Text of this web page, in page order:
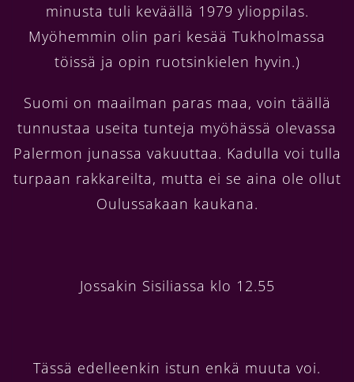
minusta tuli keväällä 1979 ylioppilas.
Myöhemmin olin pari kesää Tukholmassa
töissä ja opin ruotsinkielen hyvin.)
Suomi on maailman paras maa, voin täällä
tunnustaa useita tunteja myöhässä olevassa
Palermon junassa vakuuttaa. Kadulla voi tulla
turpaan rakkareilta, mutta ei se aina ole ollut
Oulussakaan kaukana.
Jossakin Sisiliassa klo 12.55
Tässä edelleenkin istun enkä muuta voi.